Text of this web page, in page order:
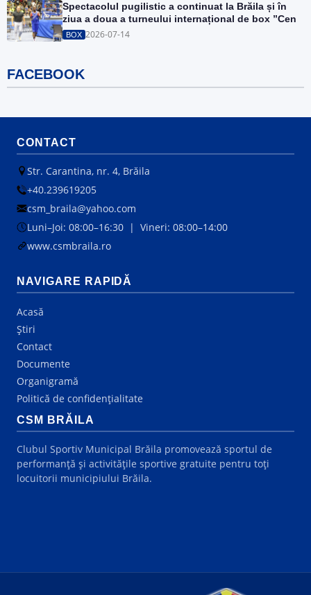
Spectacolul pugilistic a continuat la Brăila și în
ziua a doua a turneului internațional de box ”Cen
BOX 2026-07-14
FACEBOOK
CONTACT
Str. Carantina, nr. 4, Brăila
+40.239619205
csm_braila@yahoo.com
Luni–Joi: 08:00–16:30 | Vineri: 08:00–14:00
www.csmbraila.ro
NAVIGARE RAPIDĂ
Acasă
Știri
Contact
Documente
Organigramă
Politică de confidențialitate
CSM BRĂILA
Clubul Sportiv Municipal Brăila promovează sportul de
performanță și activitățile sportive gratuite pentru toți
locuitorii municipiului Brăila.